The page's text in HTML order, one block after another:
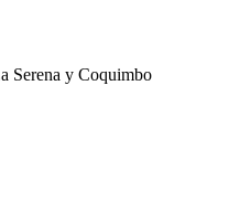
Serena y Coquimbo